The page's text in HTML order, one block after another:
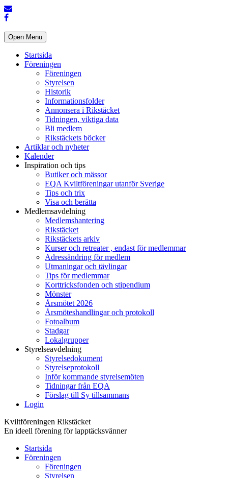
Open Menu
Startsida
Föreningen
Föreningen
Styrelsen
Historik
Informationsfolder
Annonsera i Rikstäcket
Tidningen, viktiga data
Bli medlem
Rikstäckets böcker
Artiklar och nyheter
Kalender
Inspiration och tips
Butiker och mässor
EQA Kviltföreningar utanför Sverige
Tips och trix
Visa och berätta
Medlemsavdelning
Medlemshantering
Rikstäcket
Rikstäckets arkiv
Kurser och retreater , endast för medlemmar
Adressändring för medlem
Utmaningar och tävlingar
Tips för medlemmar
Korttricksfonden och stipendium
Mönster
Årsmötet 2026
Årsmöteshandlingar och protokoll
Fotoalbum
Stadgar
Lokalgrupper
Styrelseavdelning
Styrelsedokument
Styrelseprotokoll
Inför kommande styrelsemöten
Tidningar från EQA
Förslag till Sy tillsammans
Login
Kviltföreningen Rikstäcket
En ideell förening för lapptäcksvänner
Startsida
Föreningen
Föreningen
Styrelsen